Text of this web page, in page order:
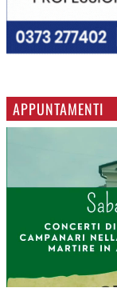
APPUNTAMENTI